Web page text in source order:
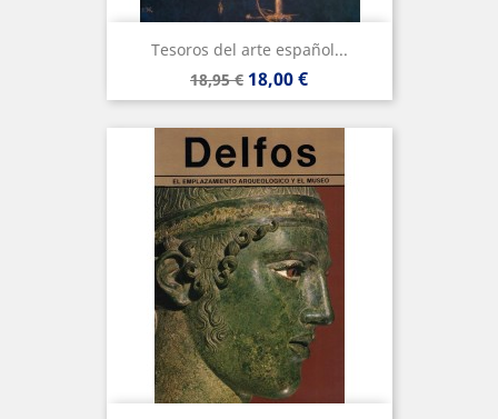
Tesoros del arte español...
Precio
base
18,95 € Precio
18,00 €